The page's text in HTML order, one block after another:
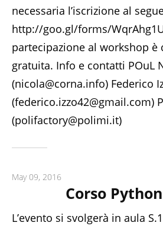
necessaria l’iscrizione al
http://goo.gl/forms/
partecipazione al workshop
gratuita. Info e contatti POuL
(nicola@corna.info) Federico
(federico.izzo42@gmail.com)
(polifactory@polimi.it)
May 09, 2016
Corso
L’evento si svolgerà in aula